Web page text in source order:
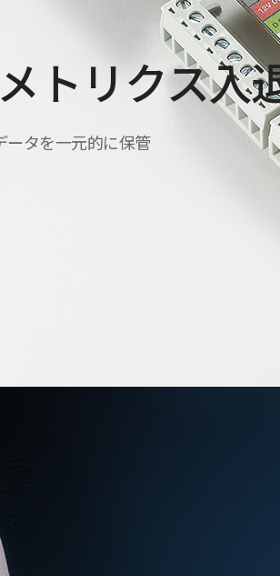
トリクス入
タを一元的に保管